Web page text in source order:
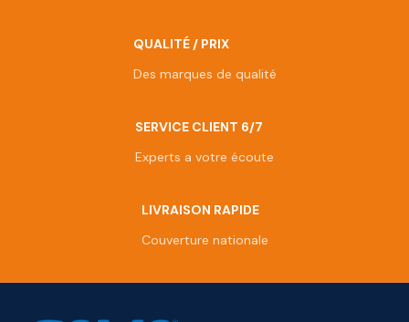
QUALITÉ / PRIX
Des marques de qualité
SERVICE CLIENT 6/7
Experts a votre écoute
LIVRAISON RAPIDE
Couverture nationale